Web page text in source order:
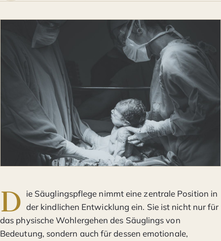
D ie Säuglingspflege nimmt eine zentrale Position in
der kindlichen Entwicklung ein. Sie ist nicht nur für
das physische Wohlergehen des Säuglings von
Bedeutung, sondern auch für dessen emotionale,